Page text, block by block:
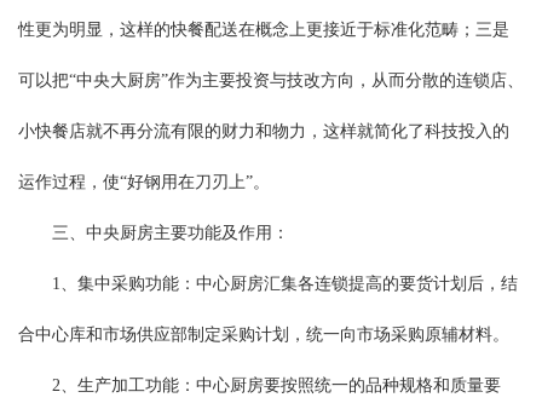
性更为明显，这样的快餐配送在概念上更接近于标准化范畴；三是
可以把“中央大厨房”作为主要投资与技改方向，从而分散的连锁店、
小快餐店就不再分流有限的财力和物力，这样就简化了科技投入的
运作过程，使“好钢用在刀刃上”。
三、中央厨房主要功能及作用：
1、集中采购功能：中心厨房汇集各连锁提高的要货计划后，结
合中心库和市场供应部制定采购计划，统一向市场采购原辅材料。
2、生产加工功能：中心厨房要按照统一的品种规格和质量要